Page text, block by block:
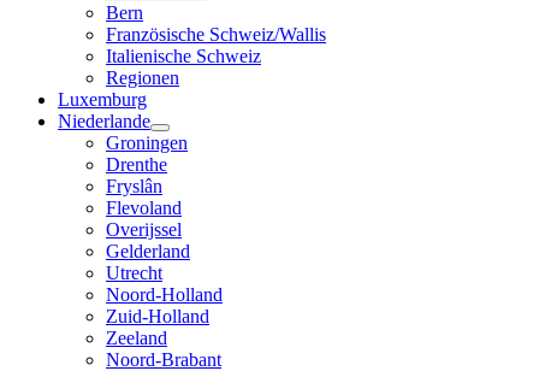
Bern
Französische Schweiz/Wallis
Italienische Schweiz
Regionen
Luxemburg
Niederlande
Groningen
Drenthe
Fryslân
Flevoland
Overijssel
Gelderland
Utrecht
Noord-Holland
Zuid-Holland
Zeeland
Noord-Brabant